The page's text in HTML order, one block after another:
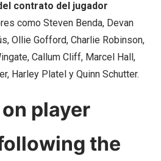
contrato del jugador
como Steven Benda, Devan
Ollie Gofford, Charlie Robinson,
Callum Cliff, Marcel Hall,
Harley Platel y Quinn Schutter.
player
the